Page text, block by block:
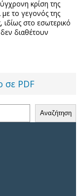
κρίση της
με το γεγονός της
στο εσωτερικό
διαθέτουν
σε PDF
Αναζήτηση